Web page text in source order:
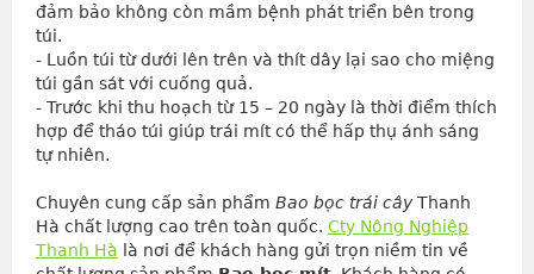
đảm bảo không còn mầm bệnh phát triển bên trong
túi.
- Luồn túi từ dưới lên trên và thít dây lại sao cho miệng
túi gần sát với cuống quả.
- Trước khi thu hoạch từ 15 – 20 ngày là thời điểm thích
hợp để tháo túi giúp trái mít có thể hấp thụ ánh sáng
tự nhiên.
Chuyên cung cấp sản phẩm Bao bọc trái câyThanh
Hà chất lượng cao trên toàn quốc. Cty Nông Nghiệp
Thanh Hà là nơi để khách hàng gửi trọn niềm tin về